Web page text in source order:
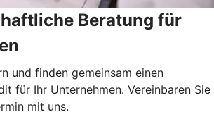
Beratung für
und finden gemeinsam einen
für Ihr Unternehmen. Vereinbaren Sie
mit uns.